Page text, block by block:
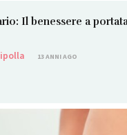
Il benessere a
13 ANNI AGO